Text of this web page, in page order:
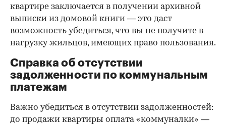
квартире заключается в получении архивной
выписки из домовой книги — это даст
возможность убедиться, что вы не получите в
нагрузку жильцов, имеющих право пользования.
Справка об отсутствии
задолженности по коммунальным
платежам
Важно убедиться в отсутствии задолженностей:
до продажи квартиры оплата «коммуналки» —